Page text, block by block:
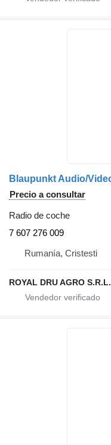
Precio a consultar
Radio de coche
7 607 276 009
Rumanía, Cristesti
ROYAL DRU AGRO S.R.L.